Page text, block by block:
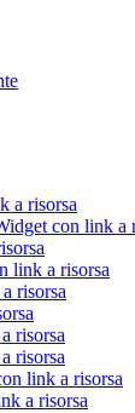
a risorsa
con link a
link a risorsa
risorsa
risorsa
risorsa
link a risorsa
a risorsa